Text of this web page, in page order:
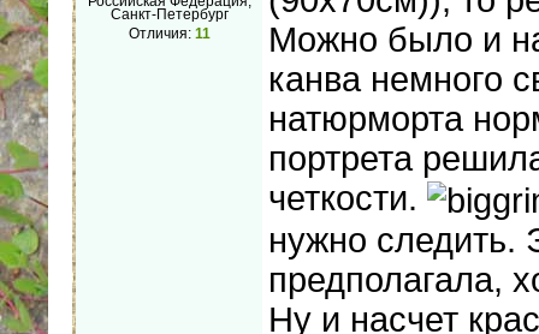
Санкт-Петербург
Отличия: 11
Можно было и
канва немного
натюрморта
портрета
четкости.
нужно следить.
предполагала,
Ну и насчет